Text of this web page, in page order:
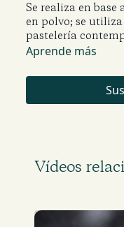
Se realiza en base
en polvo; se
pastelería
aporta ligereza y
Aprende más
Vídeos